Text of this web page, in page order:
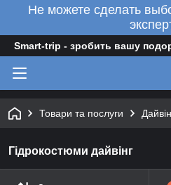
Не можете сделать
Smart-trip - зробить вашу
Товари та послуги
Гідрокостюми дайвінг